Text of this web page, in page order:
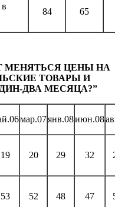
84 65
МЕНЯТЬСЯ ЦЕНЫ НА
ТОВАРЫ И
ДВА МЕСЯЦА?”
мар.07янв.08июн.08
19 20 29 32
53 52 48 47